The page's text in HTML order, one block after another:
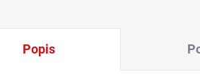
Popis